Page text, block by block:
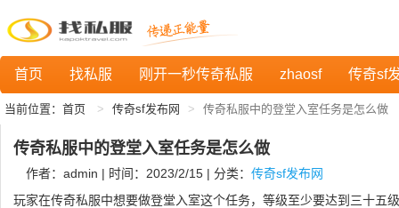
首页 找私服 刚开一秒传奇私服 zhaosf 传奇sf
当前位置： 首页 传奇sf发布网 传奇私服中的登堂入室任务是怎么做
传奇私服中的登堂入室任务是怎么做
作者：admin | 时间：2023/2/15 | 分类： 传奇sf发布网
玩家在传奇私服中想要做登堂入室这个任务，等级至少要达到三十五